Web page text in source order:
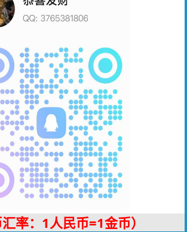
汇率：1人民币=1金币）